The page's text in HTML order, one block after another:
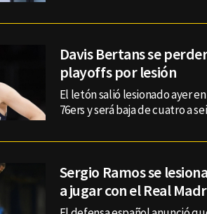
Davis Bertans se
playoffs por lesión
El letón salió lesionado ayer
76ers y será baja de cuatro a
Sergio Ramos se
a jugar con el Real